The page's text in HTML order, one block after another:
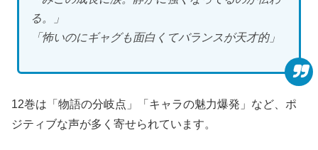
る。」
「怖いのにギャグも面白くてバランスが天才的」
12巻は「物語の分岐点」「キャラの魅力爆発」など、ポ
ジティブな声が多く寄せられています。